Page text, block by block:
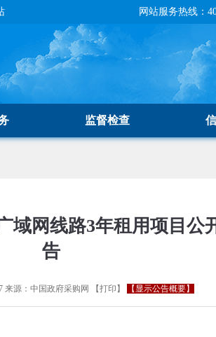
网站服务热线：
监督检查
域网线路3年租用项目公
告
来源： 中国政府采购网 【打印 】 【显示公告概要】